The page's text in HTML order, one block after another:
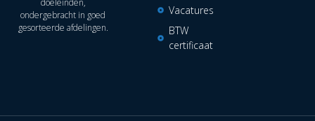
doeleinden,
ondergebracht in goed
gesorteerde afdelingen.
Vacatures
BTW
certificaat